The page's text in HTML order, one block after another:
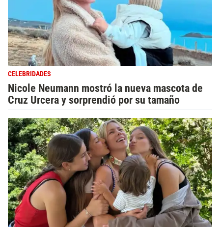
CELEBRIDADES
Nicole Neumann mostró la nueva mascota de
Cruz Urcera y sorprendió por su tamaño